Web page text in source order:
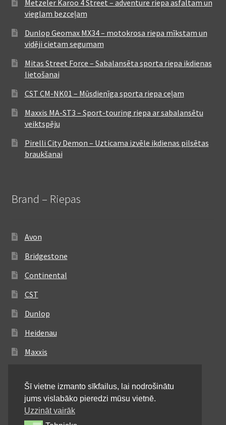
Metzeler Karoo 4 Street – adventure riepa asfaltam un
vieglam bezceļam
Dunlop Geomax MX34 – motokrosa riepa mīkstam un
vidēji cietam segumam
Mitas Street Force – Sabalansēta sporta riepa ikdienas
lietošanai
CST CM-NK01 – Mūsdienīga sporta riepa ceļam
Maxxis MA-ST3 – Sport-touring riepa ar sabalansētu
veiktspēju
Pirelli City Demon – Uzticama izvēle ikdienas pilsētas
braukšanai
Brand – Riepas
Avon
Bridgestone
Continental
CST
Dunlop
Heidenau
Maxxis
Michelin
Mitas
Šī vietne izmanto sīkfailus, lai nodrošinātu
jums vislabāko pieredzi mūsu vietnē.
Uzzināt vairāk